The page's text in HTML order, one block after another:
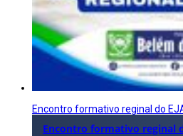
Encontro formativo reginal do
Encontro formativo reginal